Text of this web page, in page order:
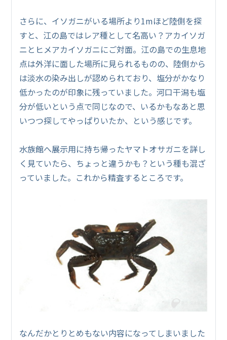
さらに、イソガニがいる場所より1mほど陸側を探
すと、江の島ではレア種として名高い？アカイソガ
ニとヒメアカイソガニにご対面。江の島での生息地
点は外洋に面した場所に見られるものの、陸側から
は淡水の染み出しが認められており、塩分がかなり
低かったのが印象に残っていました。河口干潟も塩
分が低いという点で同じなので、いるかもなあと思
いつつ探してやっぱりいたか、という感じです。
水族館へ展示用に持ち帰ったヤマトオサガニを詳し
く見ていたら、ちょっと違うかも？という種も混ざ
っていました。これから精査するところです。
なんだかとりとめもない内容になってしまいました